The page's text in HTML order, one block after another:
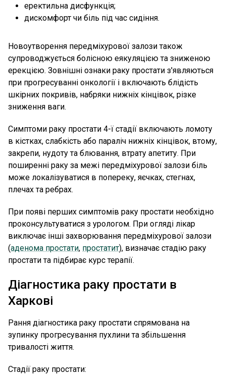
еректильна дисфункція;
дискомфорт чи біль під час сидіння.
Новоутворення передміхурової залози також
супроводжується болісною еякуляцією та зниженою
ерекцією. Зовнішні ознаки раку простати з'являються
при прогресуванні онкології і включають блідість
шкірних покривів, набряки нижніх кінцівок, різке
зниження ваги.
Симптоми раку простати 4-ї стадії включають ломоту
в кістках, слабкість або параліч нижніх кінцівок, втому,
закрепи, нудоту та блювання, втрату апетиту. При
поширенні раку за межі передміхурової залози біль
може локалізуватися в попереку, яєчках, стегнах,
плечах та ребрах.
При появі перших симптомів раку простати необхідно
проконсультуватися з урологом. При огляді лікар
виключає інші захворювання передміхурової залози
(аденома простати, простатит), визначає стадію раку
простати та підбирає курс терапії.
Діагностика раку простати в
Харкові
Рання діагностика раку простати спрямована на
зупинку прогресування пухлини та збільшення
тривалості життя.
Стадії раку простати: